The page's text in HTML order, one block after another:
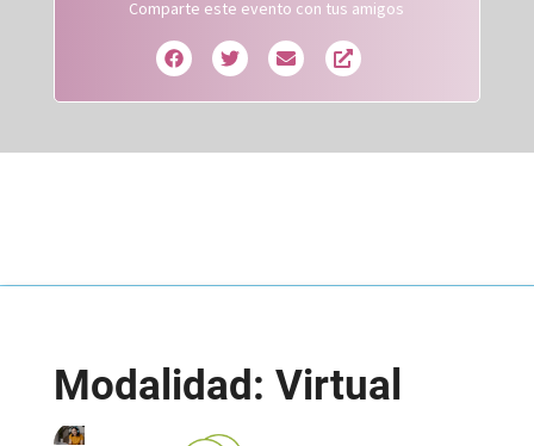
Comparte este evento con tus amigos
Modalidad: Virtual